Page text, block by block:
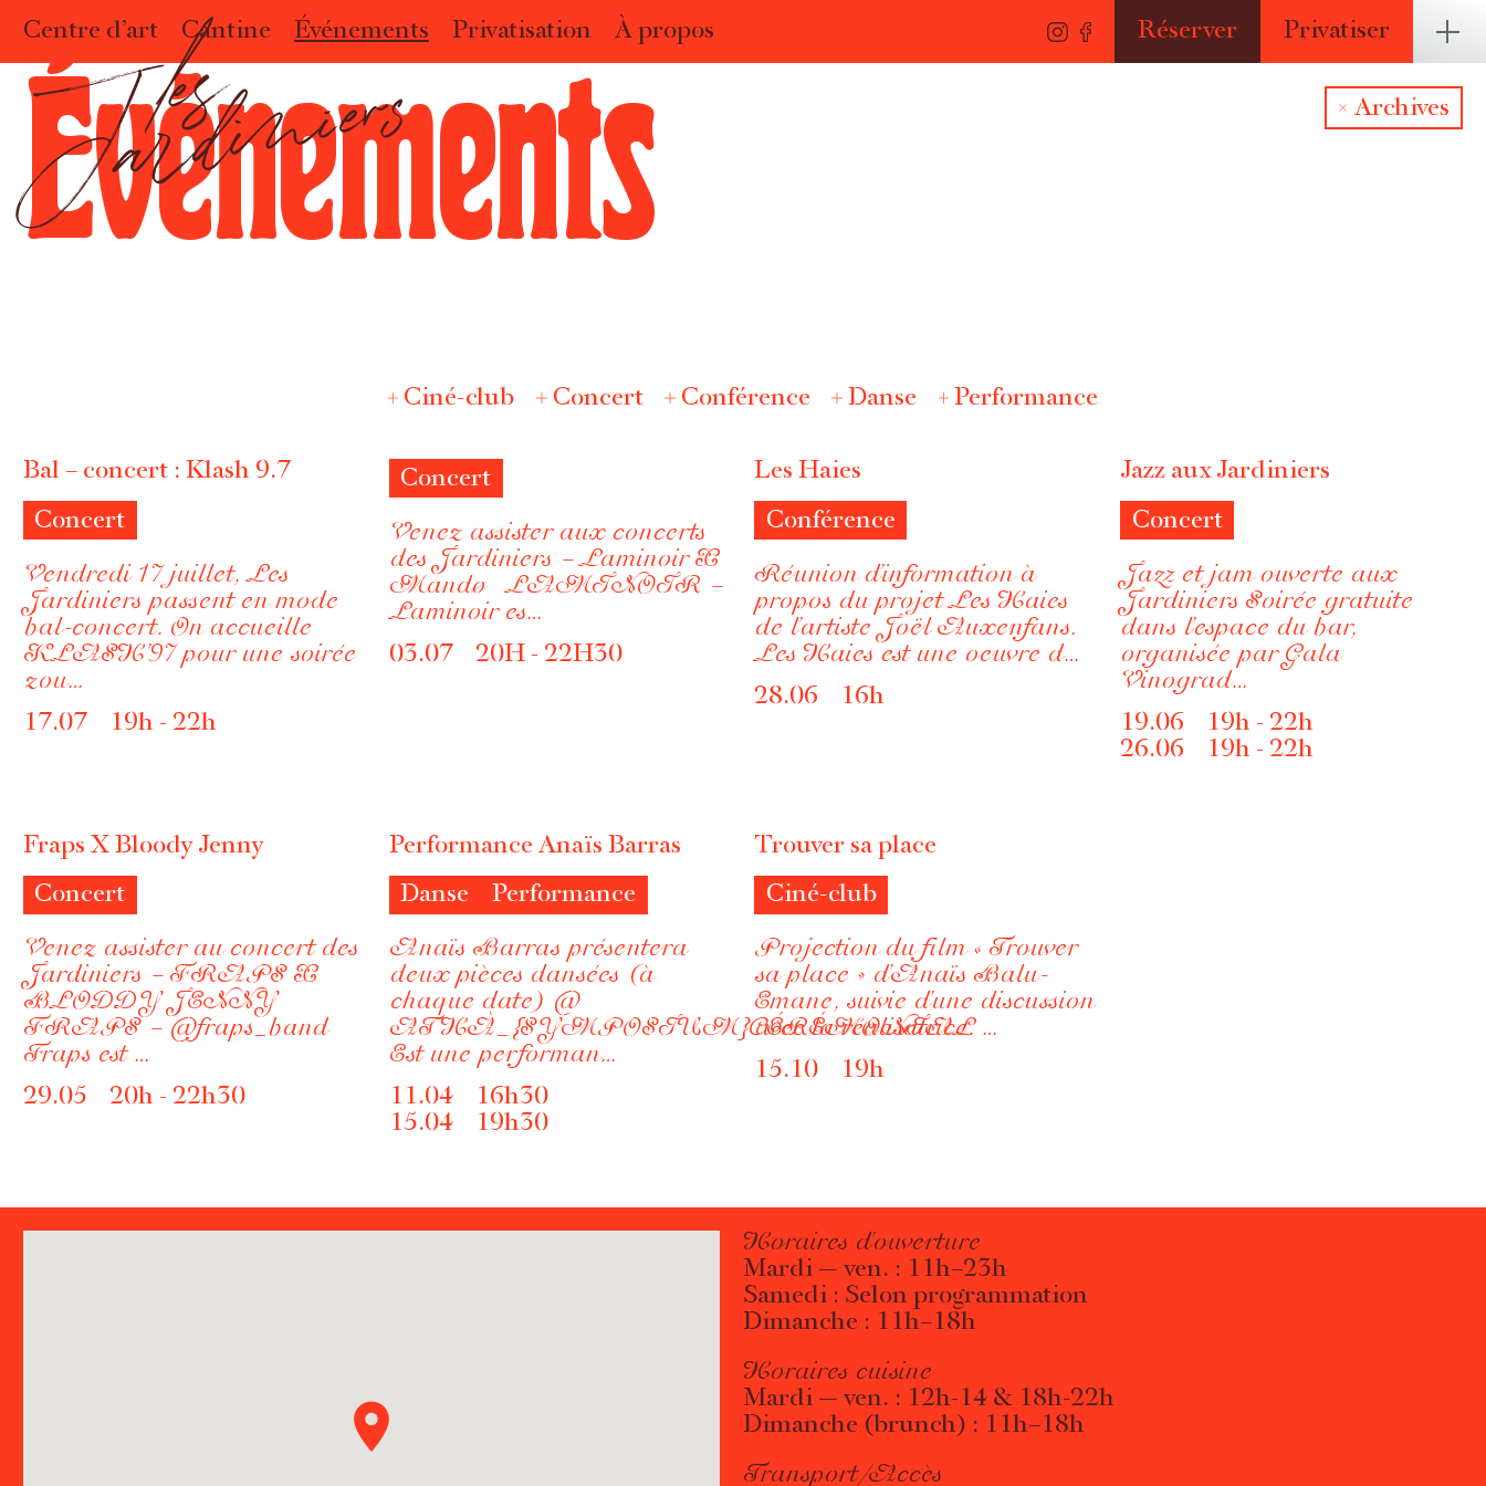
Centre d’art Cantine Événements Privatisation À propos Réserver Privatiser
Événements Archives
Ciné-club Concert Conférence Danse Performance
Bal – concert : Klash 9.7
Concert
Vendredi 17 juillet, Les
Jardiniers passent en mode
bal-concert. On accueille
KLASH’97 pour une soirée
zou…
17.07 19h - 22h
Concert
Venez assister aux concerts
des Jardiniers – Laminoir X
Mandø LAMINOIR –
Laminoir es…
03.07 20H - 22H30
Les Haies
Conférence
Réunion d’information à
propos du projet Les Haies
de l’artiste Joël Auxenfans.
Les Haies est une oeuvre d…
28.06 16h
Jazz aux Jardiniers
Concert
Jazz et jam ouverte aux
Jardiniers Soirée gratuite
dans l’espace du bar,
organisée par Gala
Vinograd…
19.06 19h - 22h
26.06 19h - 22h
Fraps X Bloody Jenny
Concert
Venez assister au concert des
Jardiniers – FRAPS X
BLODDY JENNY
FRAPS – @fraps_band
Fraps est …
29.05 20h - 22h30
Performance Anaïs Barras
Danse Performance
Anaïs Barras présentera
deux pièces dansées (à
chaque date) @
ATHÀ_{SYMPOSIUM}CÉRÉMONIAL
Est une performan…
11.04 16h30
15.04 19h30
Trouver sa place
Ciné-club
Projection du film « Trouver
sa place » d’Anaïs Balu-
Emane, suivie d’une discussion
avec la réalisatrice. …
15.10 19h
Horaires d’ouverture
Mardi — ven. : 11h–23h
Samedi : Selon programmation
Dimanche : 11h–18h
Horaires cuisine
Mardi — ven. : 12h-14 & 18h-22h
Dimanche (brunch) : 11h–18h
Transport/Accès